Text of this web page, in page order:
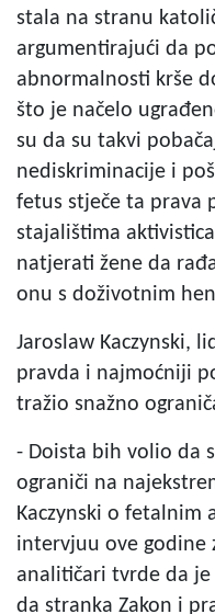
stala na stranu
argumentirajući da
abnormalnosti krše
što je načelo
su da su takvi
nediskriminacije i
fetus stječe ta prava
stajalištima
natjerati žene da
onu s doživotnim
Jaroslaw Kaczynski,
pravda i najmoćniji
tražio snažno
- Doista bih volio da
ograniči na
Kaczynski o fetalnim
intervjuu ove godine
analitičari tvrde da
da stranka Zakon i